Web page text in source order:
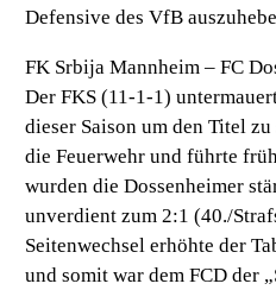
Defensive des VfB
FK Srbija Mannheim – FC
Der FKS (11-1-1)
dieser Saison um den Titel
die Feuerwehr und führte
wurden die Dossenheimer
unverdient zum 2:1 (40./
Seitenwechsel erhöhte der
und somit war dem FCD der